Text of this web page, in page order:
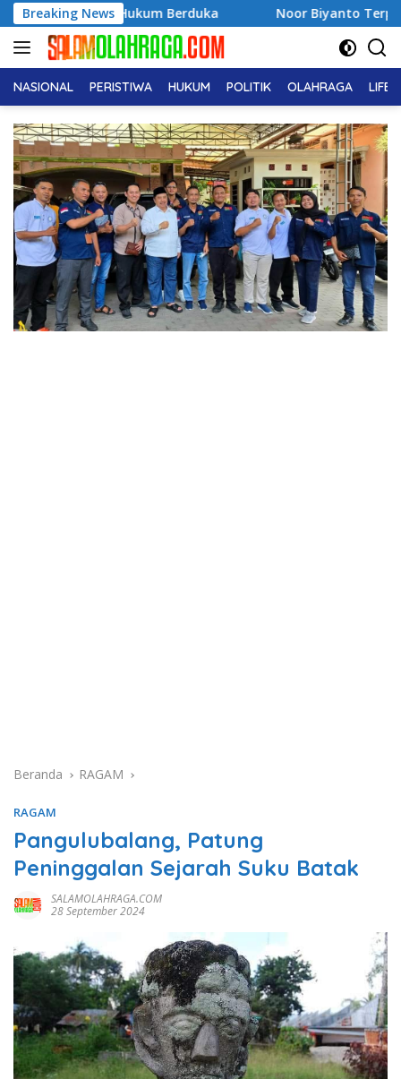
Langsung
ke
konten
Breaking News
Berduka Noor Biyanto Terpilih Aklamasi Pimpin
NASIONAL PERISTIWA HUKUM POLITIK OLAHRAGA
Beranda RAGAM
RAGAM
Pangulubalang, Patung
Peninggalan Sejarah Suku Batak
SALAMOLAHRAGA.COM
28 September 2024